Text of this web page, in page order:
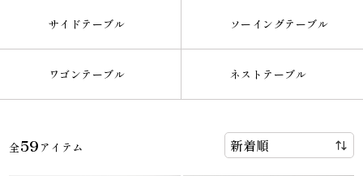
サイドテーブル ソーイングテーブル
ワゴンテーブル ネストテーブル
全59 アイテム